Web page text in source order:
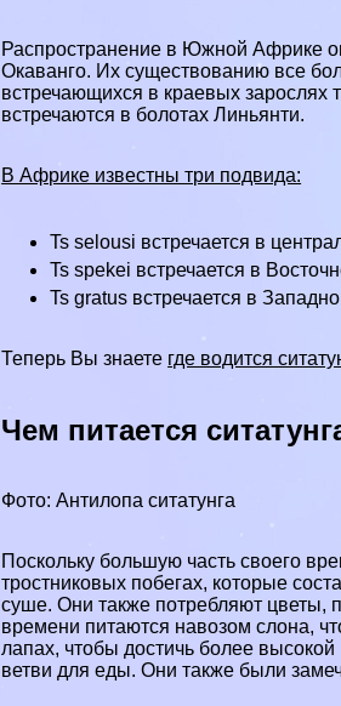
Распространение в Южной Африке
Окаванго. Их существованию все
встречающихся в краевых зарослях
встречаются в болотах Линьянти.
В Африке известны три подвида:
Ts selousi встречается в
Ts spekei встречается в
Ts gratus встречается в
Теперь Вы знаете где водится
Чем питается
Фото: Антилопа ситатунга
Поскольку большую часть своего
тростниковых побегах, которые
суше. Они также потрeбляют цветы,
времени питаются навозом слона,
лапах, чтобы достичь более высокой
ветви для еды. Они также были